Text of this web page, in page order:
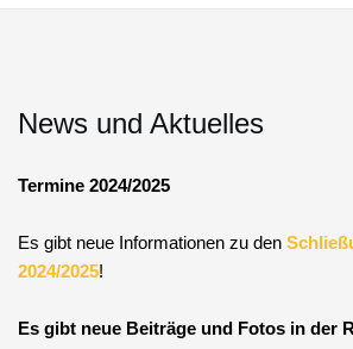
News und Aktuelles
Termine 2024/2025
Es gibt neue Informationen zu den
2024/2025!
Es gibt neue Beiträge und Fotos in der